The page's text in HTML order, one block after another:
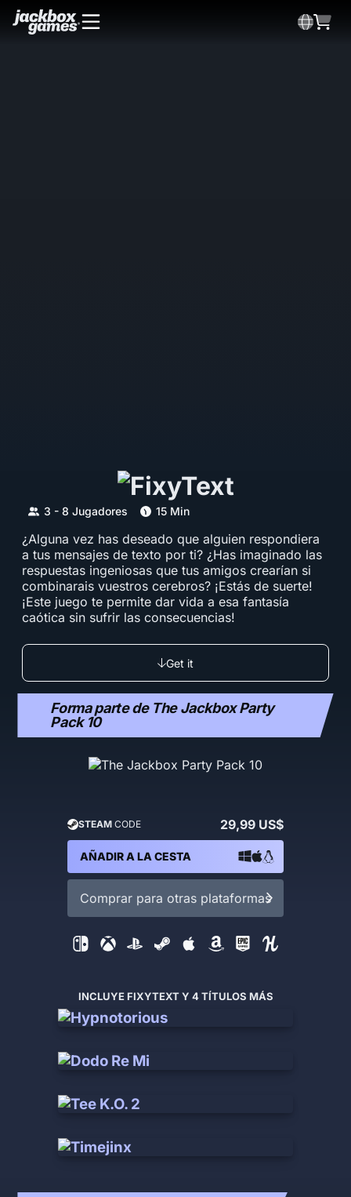
3 - 8 Jugadores 15 Min
¿Alguna vez has deseado que alguien respondiera
a tus mensajes de texto por ti? ¿Has imaginado las
respuestas ingeniosas que tus amigos crearían si
combinarais vuestros cerebros? ¡Estás de suerte!
¡Este juego te permite dar vida a esa fantasía
caótica sin sufrir las consecuencias!
Get it
Forma parte de The Jackbox Party
Pack 10
STEAM CODE 29,99 US$
AÑADIR A LA CESTA
Comprar para otras plataformas
INCLUYE FIXYTEXT Y 4 TÍTULOS MÁS